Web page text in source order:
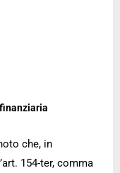
che, in
154-ter, comma